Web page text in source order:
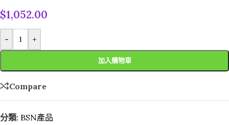
$1,052.00
- +
加入購物車
Compare
分類: BSN產品